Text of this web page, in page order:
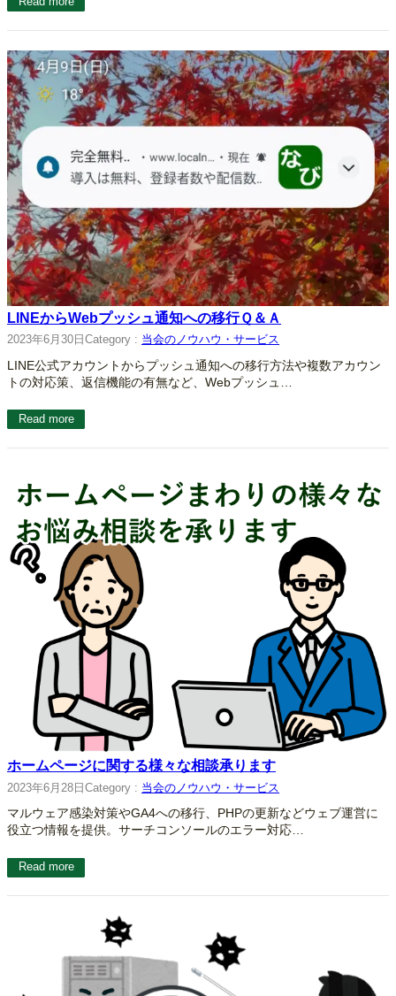
LINEからWebプッシュ通知への移行Ｑ＆Ａ
2023年6月30日 Category : 当会のノウハウ・サービス
LINE公式アカウントからプッシュ通知への移行方法や複数アカウン
トの対応策、返信機能の有無など、Webプッシュ…
Read more
ホームページに関する様々な相談承ります
2023年6月28日 Category : 当会のノウハウ・サービス
マルウェア感染対策やGA4への移行、PHPの更新などウェブ運営に
役立つ情報を提供。サーチコンソールのエラー対応…
Read more